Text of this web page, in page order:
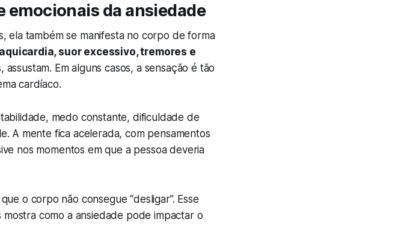
da ansiedade
ela também se manifesta no corpo de forma
suor excessivo, tremores e
Em alguns casos, a sensação é tão
cardíaco.
medo constante, dificuldade de
A mente fica acelerada, com pensamentos
nos momentos em que a pessoa deveria
o corpo não consegue “desligar”. Esse
como a ansiedade pode impactar o